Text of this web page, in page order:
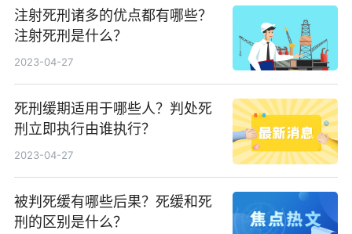
注射死刑诸多的优点都有哪些？
注射死刑是什么？
2023-04-27
死刑缓期适用于哪些人？判处死
刑立即执行由谁执行？
2023-04-27
被判死缓有哪些后果？死缓和死
刑的区别是什么？